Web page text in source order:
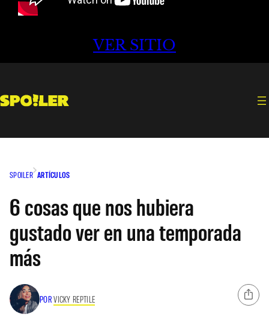
VER SITIO
SPOILER ARTÍCULOS
6 cosas que nos hubiera
gustado ver en una temporada
más
PORVICKY REPTILE